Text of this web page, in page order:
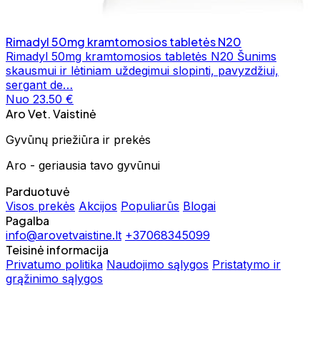
Rimadyl 50mg kramtomosios tabletės N20
Rimadyl 50mg kramtomosios tabletės N20 Šunims
skausmui ir lėtiniam uždegimui slopinti, pavyzdžiui,
sergant de…
Nuo 23.50 €
Aro Vet. Vaistinė
Gyvūnų priežiūra ir prekės
Aro - geriausia tavo gyvūnui
Parduotuvė
Visos prekės Akcijos Populiarūs Blogai
Pagalba
info@arovetvaistine.lt +37068345099
Teisinė informacija
Privatumo politika Naudojimo sąlygos Pristatymo ir
grąžinimo sąlygos